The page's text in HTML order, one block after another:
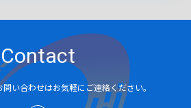
Contact
い合わせはお気軽にご連絡ください。